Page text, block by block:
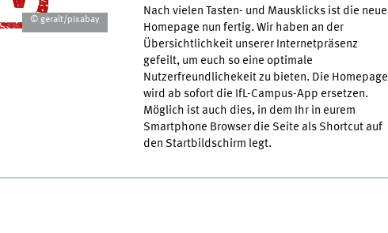
© geralt/pixabay
Nach vielen Tasten- und Mausklicks ist die neue
Homepage nun fertig. Wir haben an der
Übersichtlichkeit unserer Internetpräsenz
gefeilt, um euch so eine optimale
Nutzerfreundlichekeit zu bieten. Die Homepage
wird ab sofort die IfL-Campus-App ersetzen.
Möglich ist auch dies, in dem Ihr in eurem
Smartphone Browser die Seite als Shortcut auf
den Startbildschirm legt.